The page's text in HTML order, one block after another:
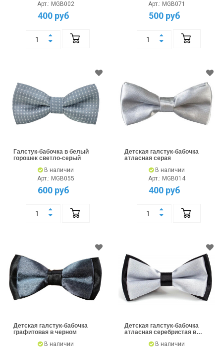
Арт.: MGB002
400 руб
Арт.: MGB071
500 руб
Галстук-бабочка в белый
горошек светло-серый
В наличии
Арт.: MGB055
600 руб
Детская галстук-бабочка
атласная серая
В наличии
Арт.: MGB014
400 руб
Детская галстук-бабочка
графитовая в черном
В наличии
Детская галстук-бабочка
атласная серебристая в
В наличии